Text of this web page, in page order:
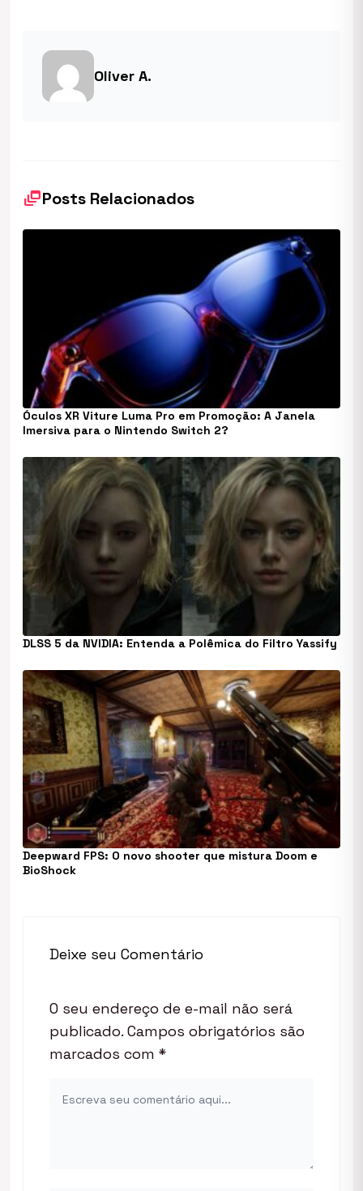
Oliver A.
dynamic_feedPosts Relacionados
Óculos XR Viture Luma Pro em Promoção: A Janela
Imersiva para o Nintendo Switch 2?
DLSS 5 da NVIDIA: Entenda a Polêmica do Filtro Yassify
Deepward FPS: O novo shooter que mistura Doom e
BioShock
Deixe seu Comentário
O seu endereço de e-mail não será
publicado. Campos obrigatórios são
marcados com *